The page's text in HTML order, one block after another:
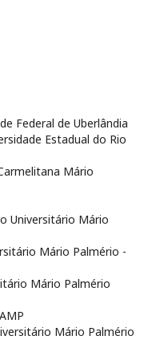
Federal de Uberlândia
Estadual do Rio
Mário
Universitário Mário
Mário Palmério -
Mário Palmério
Mário Palmério